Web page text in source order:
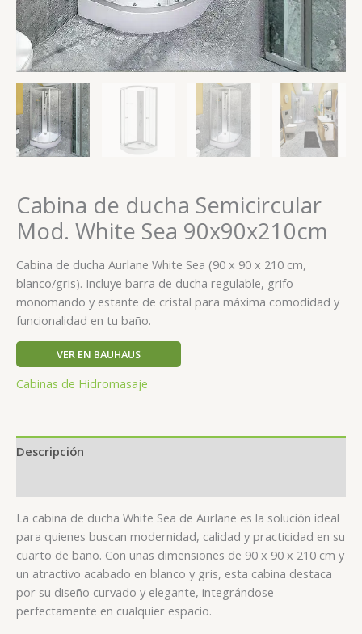
Cabina de ducha Semicircular
Mod. White Sea 90x90x210cm
Cabina de ducha Aurlane White Sea (90 x 90 x 210 cm,
blanco/gris). Incluye barra de ducha regulable, grifo
monomando y estante de cristal para máxima comodidad y
funcionalidad en tu baño.
VER EN BAUHAUS
Cabinas de Hidromasaje
Descripción
La cabina de ducha White Sea de Aurlane es la solución ideal
para quienes buscan modernidad, calidad y practicidad en su
cuarto de baño. Con unas dimensiones de 90 x 90 x 210 cm y
un atractivo acabado en blanco y gris, esta cabina destaca
por su diseño curvado y elegante, integrándose
perfectamente en cualquier espacio.